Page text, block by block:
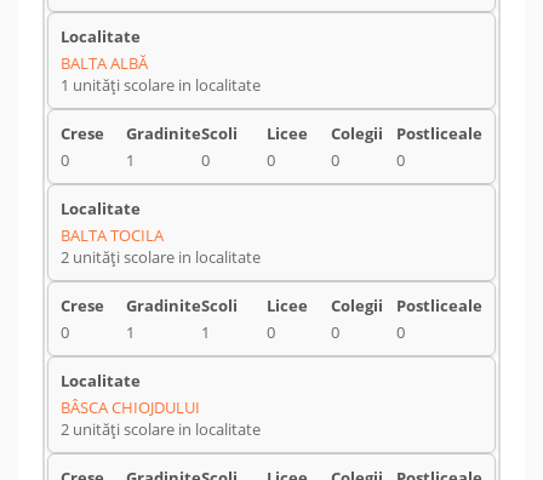
BALTA ALBĂ
1 unități scolare in localitate
0 1 0 0 0 0
BALTA TOCILA
2 unități scolare in localitate
0 1 1 0 0 0
BÂSCA CHIOJDULUI
2 unități scolare in localitate